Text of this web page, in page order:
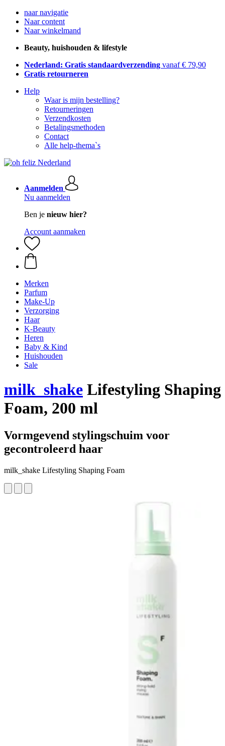
naar navigatie
Naar content
Naar winkelmand
Beauty, huishouden & lifestyle
Nederland: Gratis standaardverzending vanaf € 79,90
Gratis retourneren
Help
Waar is mijn bestelling?
Retourneringen
Verzendkosten
Betalingsmethoden
Contact
Alle help-thema`s
Aanmelden
Nu aanmelden
Ben je nieuw hier?
Account aanmaken
Merken
Parfum
Make-Up
Verzorging
Haar
K-Beauty
Heren
Baby & Kind
Huishouden
Sale
milk_shake Lifestyling Shaping
Foam, 200 ml
Vormgevend stylingschuim voor
gecontroleerd haar
milk_shake Lifestyling Shaping Foam